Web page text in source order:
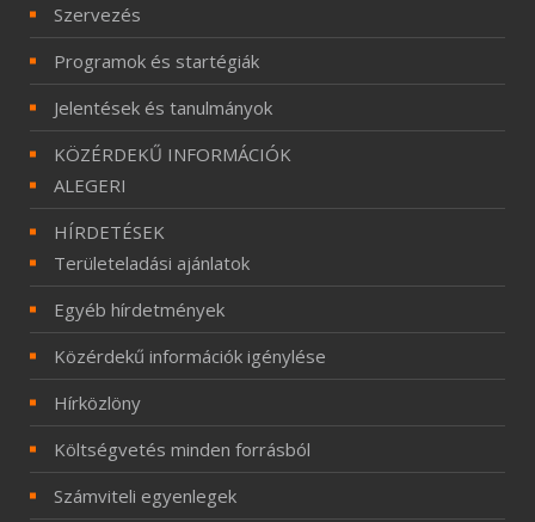
Szervezés
Programok és startégiák
Jelentések és tanulmányok
KÖZÉRDEKŰ INFORMÁCIÓK
ALEGERI
HÍRDETÉSEK
Területeladási ajánlatok
Egyéb hírdetmények
Közérdekű információk igénylése
Hírközlöny
Költségvetés minden forrásból
Számviteli egyenlegek